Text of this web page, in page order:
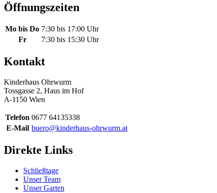
Öffnungszeiten
Mo bis Do 7:30 bis 17:00 Uhr
Fr
7:30 bis 15:30 Uhr
Kontakt
Kinderhaus Ohrwurm
Tossgasse 2, Haus im Hof
A-1150 Wien
Telefon 0677 64135338
E-Mail buero@kinderhaus-ohrwurm.at
Direkte Links
Schließtage
Unser Team
Unser Garten